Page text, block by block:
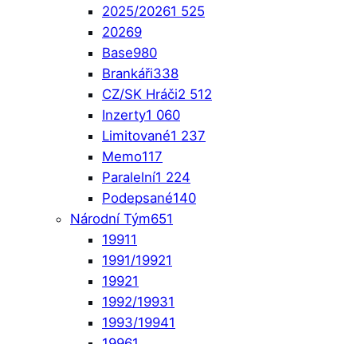
2025/20261 525
20269
Base980
Brankáři338
CZ/SK Hráči2 512
Inzerty1 060
Limitované1 237
Memo117
Paralelní1 224
Podepsané140
Národní Tým651
19911
1991/19921
19921
1992/19931
1993/19941